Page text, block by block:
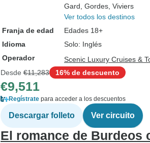
Gard , Gordes , Viviers
Ver todos los destinos
Franja de edad
Edades 18+
Idioma
Solo: Inglés
Operador
Scenic Luxury Cruises &
Desde €11,283 16% de descuento
€9,511
Regístrate para acceder a los descuentos
Descargar folleto Ver circuito
El romance de Burdeos